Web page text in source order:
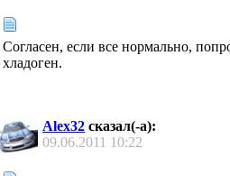
Согласен, если все нормально,
хладоген.
Alex32 сказал(-а):
09.06.2011 10:22